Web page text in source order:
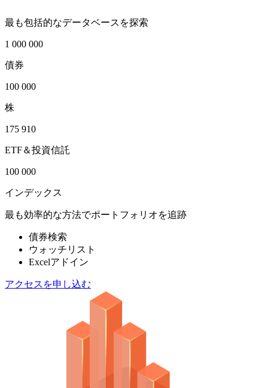
最も包括的なデータベースを探索
1 000 000
債券
100 000
株
175 910
ETF＆投資信託
100 000
インデックス
最も効率的な方法でポートフォリオを追跡
債券検索
ウォッチリスト
Excelアドイン
アクセスを申し込む